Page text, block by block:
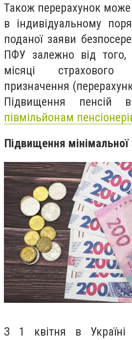
Також перерахунок може
в індивідуальному
поданої заяви
ПФУ залежно від того,
місяці
призначення
Підвищення пенсій
півмільйонам
Підвищення мінімальної
З 1 квітня в Україні